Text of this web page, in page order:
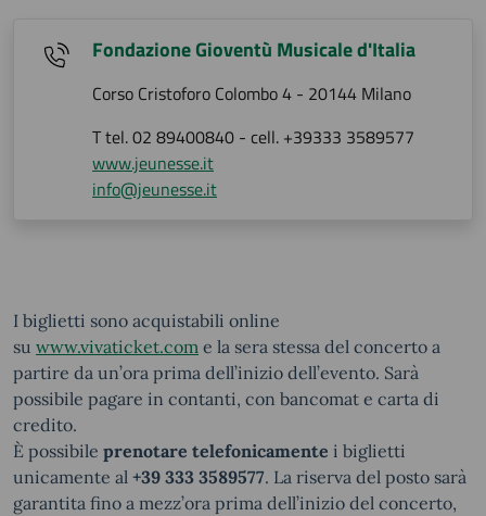
Fondazione Gioventù Musicale d'Italia
Corso Cristoforo Colombo 4 - 20144 Milano
T tel. 02 89400840 - cell. +39333 3589577
www.jeunesse.it
info@jeunesse.it
I biglietti sono acquistabili online
su www.vivaticket.com e la sera stessa del concerto a
partire da un’ora prima dell’inizio dell’evento. Sarà
possibile pagare in contanti, con bancomat e carta di
credito.
È possibile prenotare telefonicamente i biglietti
unicamente al +39 333 3589577. La riserva del posto sarà
garantita fino a mezz’ora prima dell’inizio del concerto,